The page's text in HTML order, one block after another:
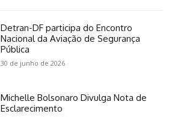
Detran-DF participa do Encontro
Nacional da Aviação de Segurança
Pública
30 de junho de 2026
Michelle Bolsonaro Divulga Nota de
Esclarecimento